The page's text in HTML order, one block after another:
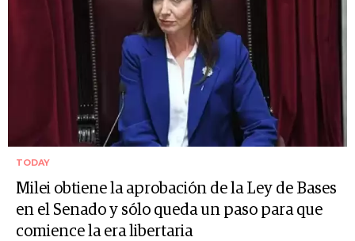
TODAY
Milei obtiene la aprobación de la Ley de Bases
en el Senado y sólo queda un paso para que
comience la era libertaria